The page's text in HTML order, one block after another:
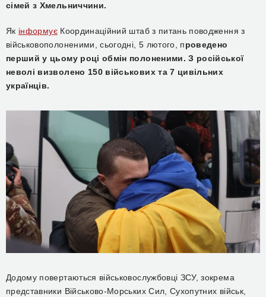
сімей з Хмельниччини.
Як інформуєКоординаційний штаб з питань поводження з
військовополоненими, сьогодні, 5 лютого, проведено
перший у цьому році обмін полоненими. З російської
неволі визволено 150 військових та 7 цивільних
українців.
Додому повертаються військовослужбовці ЗСУ, зокрема
представники Військово-Морських Сил, Сухопутних військ,